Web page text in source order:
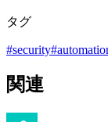
タグ
#security#
関連